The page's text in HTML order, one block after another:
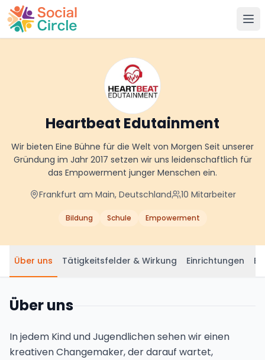
Social Circle
Heartbeat Edutainment
Wir bieten Eine Bühne für die Welt von Morgen Seit unserer
Gründung im Jahr 2017 setzen wir uns leidenschaftlich für
das Empowerment junger Menschen ein.
Frankfurt am Main, Deutschland
10 Mitarbeiter
Bildung Schule Empowerment
Über uns Tätigkeitsfelder & Wirkung Einrichtungen
Über uns
In jedem Kind und Jugendlichen sehen wir einen
kreativen Changemaker, der darauf wartet,